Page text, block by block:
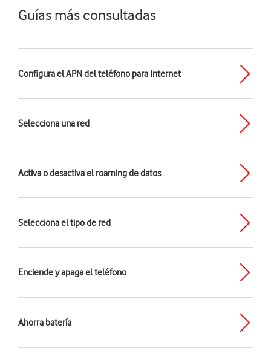
Guías más consultadas
Configura el APN del teléfono para Internet
Selecciona una red
Activa o desactiva el roaming de datos
Selecciona el tipo de red
Enciende y apaga el teléfono
Ahorra batería